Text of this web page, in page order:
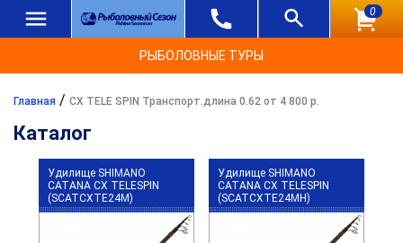
0
РЫБОЛОВНЫЕ ТУРЫ
Главная / CX TELE SPIN Транспорт.длина 0.62 от 4 800 р.
Каталог
Удилище SHIMANO
CATANA CX TELESPIN
(SCATCXTE24M)
Удилище SHIMANO
CATANA CX TELESPIN
(SCATCXTE24MH)